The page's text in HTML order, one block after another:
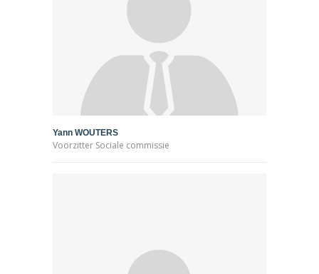
Yann WOUTERS
Voorzitter Sociale commissie